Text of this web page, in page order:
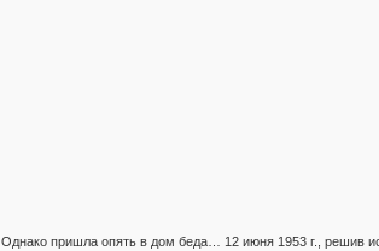
Однако пришла опять в дом беда… 12 июня 1953 г., решив